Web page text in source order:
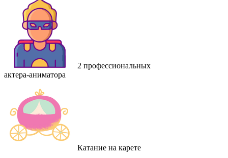
2 профессиональных
актера-аниматора
Катание на карете